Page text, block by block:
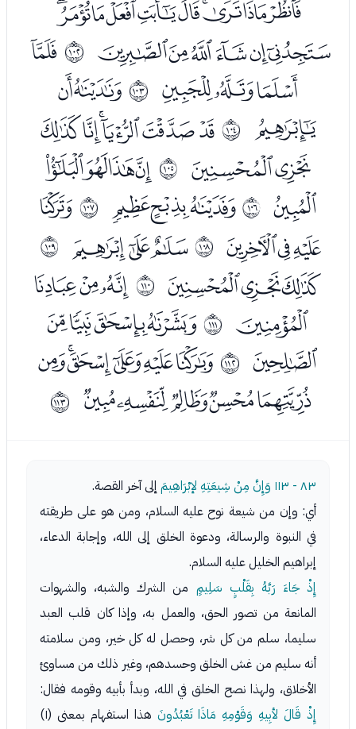
ﰅﰆﰇﰈﰉﰊﰋﰌﰍﰎ
ﰏﰐﰑﰒﰓﰔ ﱥ ﭑ
ﭒﭓﭔ ﱦﭖﭗ
ﭘ ﱧﭚﭛﭜﭝﭞﭟ
ﭠﭡ ﱨﭣﭤﭥﭦ
ﭧ ﱩﭩﭪﭫ ﱪﭭ
ﭮﭯﭰ ﱫﭲﭳﭴ ﱬ
ﭶﭷﭸ ﱭﭺﭻﭼ
ﭽ ﱮﭿﮀﮁﮂ
ﮃ ﱯﮅﮆﮇﮈﮉﮊ
ﮋﮌﮍﮎﮏ ﱰ
٨٣ - ١١٣ وَإِنَّ مِنْ شِيعَتِهِ لإبْرَاهِيمَ إلى آخر القصة.
أي: وإن من شيعة نوح عليه السلام، ومن هو على طريقته
في النبوة والرسالة، ودعوة الخلق إلى الله، وإجابة الدعاء،
إبراهيم الخليل عليه السلام.
إِذْ جَاءَ رَبَّهُ بِقَلْبٍ سَلِيمٍ من الشرك والشبه، والشهوات
المانعة من تصور الحق، والعمل به، وإذا كان قلب العبد
سليما، سلم من كل شر، وحصل له كل خير، ومن سلامته
أنه سليم من غش الخلق وحسدهم، وغير ذلك من مساوئ
الأخلاق، ولهذا نصح الخلق في الله، وبدأ بأبيه وقومه فقال:
إِذْ قَالَ لأبِيهِ وَقَوْمِهِ مَاذَا تَعْبُدُونَ
هذا استفهام بمعنى (١)